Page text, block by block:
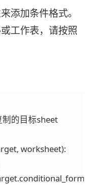
加条件格式。
工作表，请按照
的目标sheet
worksheet):